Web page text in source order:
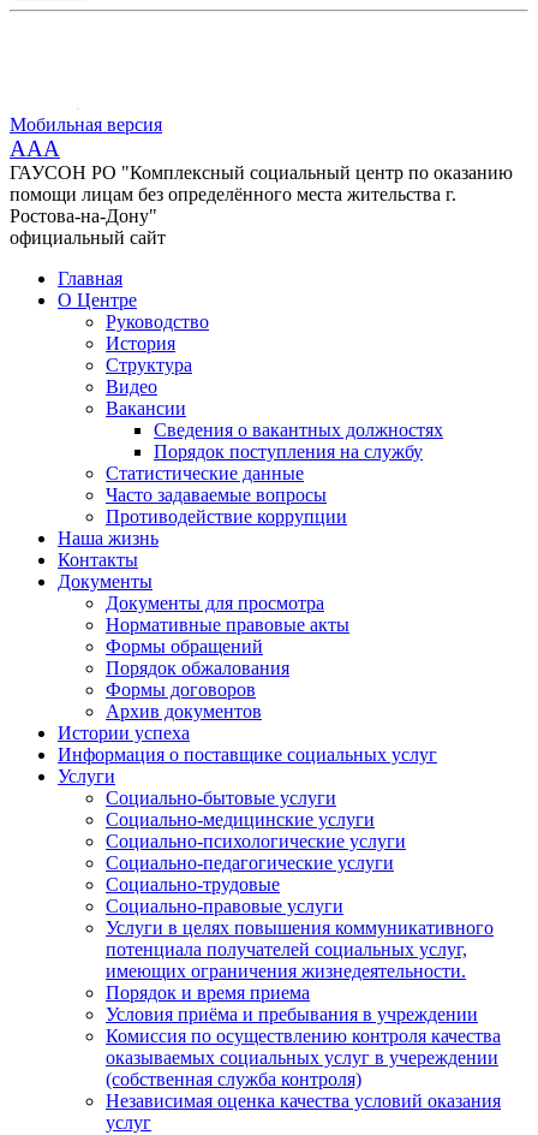
Мобильная версия
AAA
ГАУСОН РО "Комплексный социальный центр по оказанию
помощи лицам без определённого места жительства г.
Ростова-на-Дону"
официальный сайт
Главная
О Центре
Руководство
История
Структура
Видео
Вакансии
Сведения о вакантных должностях
Порядок поступления на службу
Статистические данные
Часто задаваемые вопросы
Противодействие коррупции
Наша жизнь
Контакты
Документы
Документы для просмотра
Нормативные правовые акты
Формы обращений
Порядок обжалования
Формы договоров
Архив документов
Истории успеха
Информация о поставщике социальных услуг
Услуги
Социально-бытовые услуги
Социально-медицинские услуги
Социально-психологические услуги
Социально-педагогические услуги
Социально-трудовые
Социально-правовые услуги
Услуги в целях повышения коммуникативного
потенциала получателей социальных услуг,
имеющих ограничения жизнедеятельности.
Порядок и время приема
Условия приёма и пребывания в учреждении
Комиссия по осуществлению контроля качества
оказываемых социальных услуг в учереждении
(собственная служба контроля)
Независимая оценка качества условий оказания
услуг